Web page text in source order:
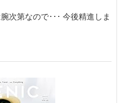
次第なので･･･ 今後精進しま